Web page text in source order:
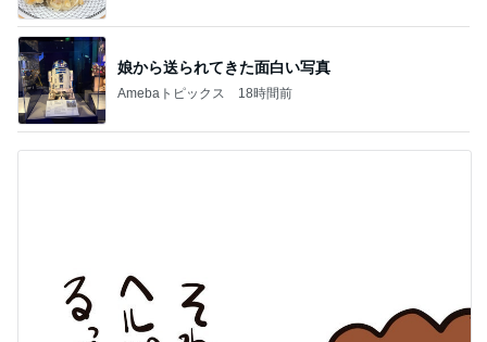
娘から送られてきた面白い写真
Amebaトピックス 18時間前